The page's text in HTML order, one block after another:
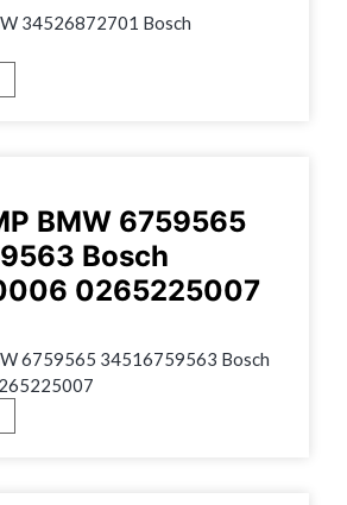
34526872701 Bosch
BMW 6759565
Bosch
0265225007
6759565 34516759563 Bosch